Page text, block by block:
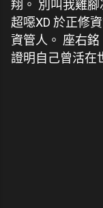
翔。 別叫我雞腳
超噁XD 於正修
資管人。 座右
證明自己曾活在